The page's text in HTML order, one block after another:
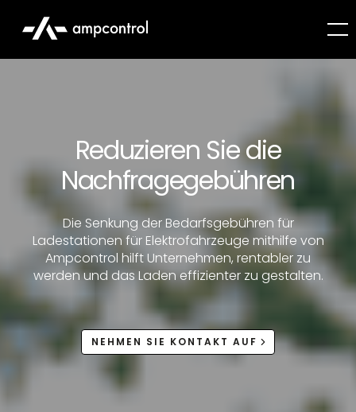
Reduzieren Sie die
Nachfragegebühren
Die Senkung der Bedarfsgebühren für
Ladestationen für Elektrofahrzeuge mithilfe von
Ampcontrol hilft Unternehmen, rentabler zu
werden und das Laden effizienter zu gestalten.
NEHMEN SIE KONTAKT AUF